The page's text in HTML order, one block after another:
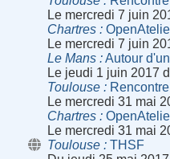
Le mercredi 7 juin
Chartres
Le mercredi 7 juin
Le Mans
Autour
Le jeudi 1 juin 2017
Toulouse
Le mercredi 31 mai
Chartres
Le mercredi 31 mai
Toulouse
THSF